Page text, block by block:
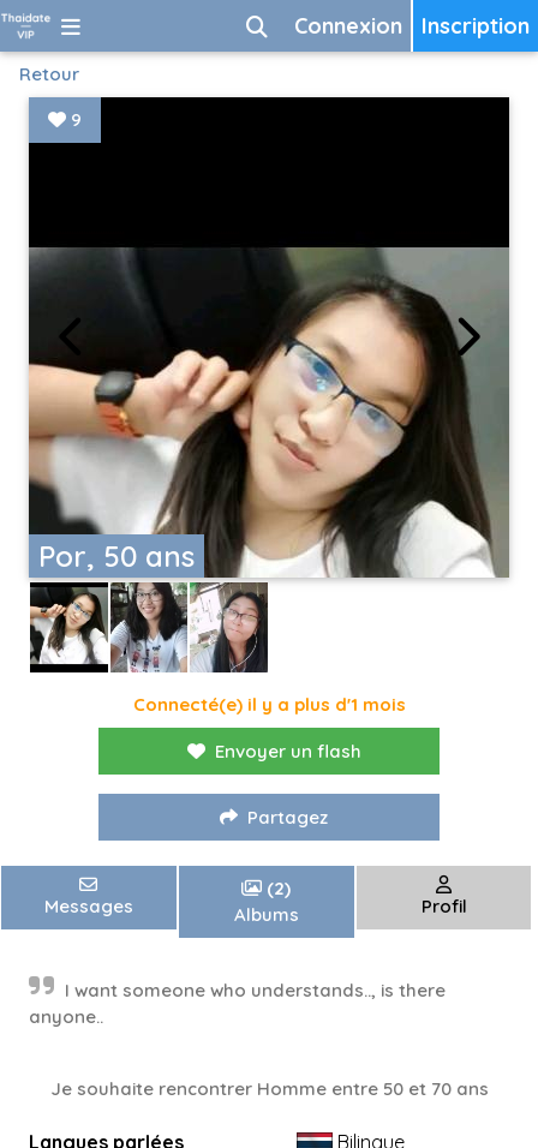
Inscription
Connexion
Retour
Por, 50 ans
9
Connecté(e) il y a plus d'1 mois
Envoyer un flash
Partagez
Messages
(2)
Albums
Profil
I want someone who understands.., is there
anyone..
Je souhaite rencontrer Homme entre 50 et 70 ans
Langues parlées
Bilingue